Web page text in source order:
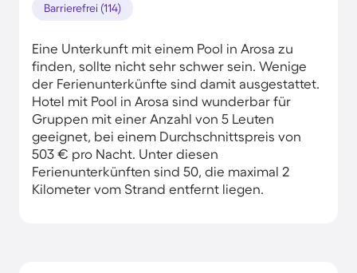
Barrierefrei (114)
Eine Unterkunft mit einem Pool in Arosa zu
finden, sollte nicht sehr schwer sein. Wenige
der Ferienunterkünfte sind damit ausgestattet.
Hotel mit Pool in Arosa sind wunderbar für
Gruppen mit einer Anzahl von 5 Leuten
geeignet, bei einem Durchschnittspreis von
503 € pro Nacht. Unter diesen
Ferienunterkünften sind 50, die maximal 2
Kilometer vom Strand entfernt liegen.